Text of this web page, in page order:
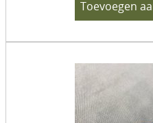
Toevoegen